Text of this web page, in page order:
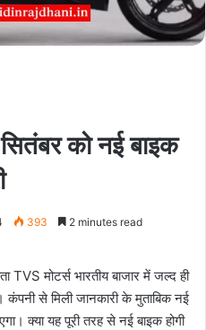
को नई बाइक
393 2 minutes read
TVS मोटर्स भारतीय बाजार में जल्‍द ही
कंपनी से मिली जानकारी के मुताबिक नई
क्‍या यह पूरी तरह से नई बाइक होगी